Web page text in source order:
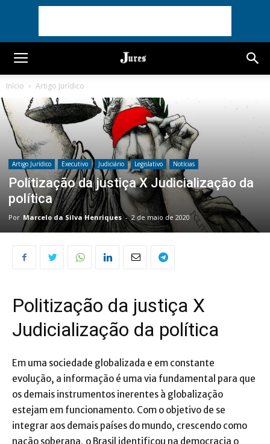
Início Artigo Jurídico
Artigo Jurídico Executivo Judiciário Legislativo Notícias
Politização da justiça X Judicialização da
política
Por Marcelo da Silva Henriques - 2 de maio de 2020
Politização da justiça X
Judicialização da política
Em uma sociedade globalizada e em constante
evolução, a informação é uma via fundamental para que
os demais instrumentos inerentes à globalização
estejam em funcionamento. Com o objetivo de se
integrar aos demais países do mundo, crescendo como
nação soberana, o Brasil identificou na democracia o